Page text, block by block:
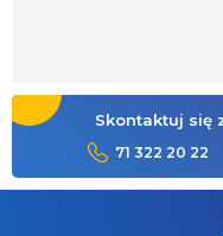
Skontaktuj się
71 322 20 22